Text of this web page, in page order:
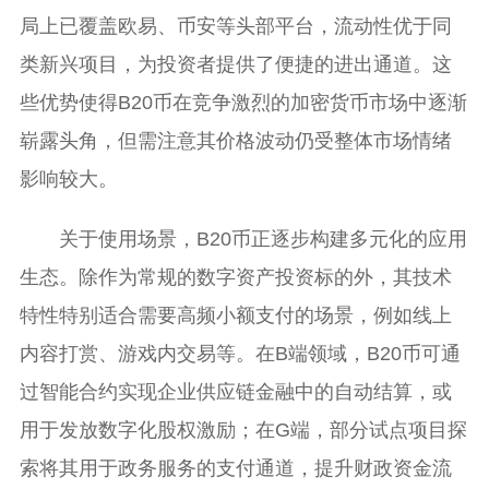
局上已覆盖欧易、币安等头部平台，流动性优于同
类新兴项目，为投资者提供了便捷的进出通道。这
些优势使得B20币在竞争激烈的加密货币市场中逐渐
崭露头角，但需注意其价格波动仍受整体市场情绪
影响较大。
关于使用场景，B20币正逐步构建多元化的应用
生态。除作为常规的数字资产投资标的外，其技术
特性特别适合需要高频小额支付的场景，例如线上
内容打赏、游戏内交易等。在B端领域，B20币可通
过智能合约实现企业供应链金融中的自动结算，或
用于发放数字化股权激励；在G端，部分试点项目探
索将其用于政务服务的支付通道，提升财政资金流